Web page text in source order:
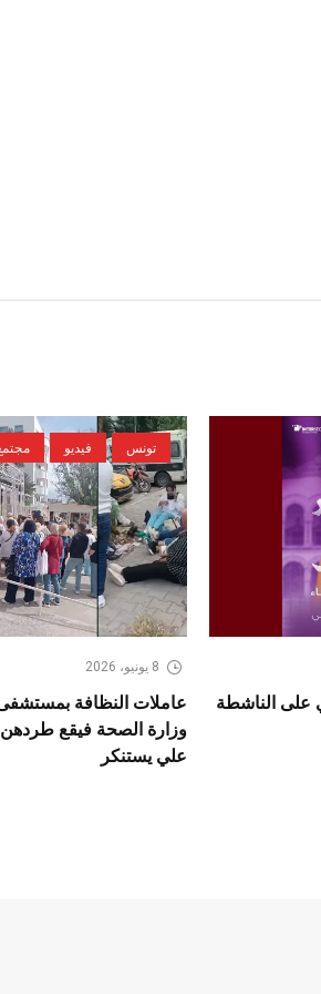
على الناشطة
تونس فيديو
8 يونيو، 2026
عاملات النظافة
وزارة الصحة فيقع
علي يستنكر